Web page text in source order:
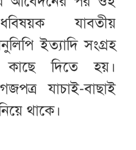
যাবতীয়
ইত্যাদি সংগ্রহ
কাছে দিতে হয়।
যাচাই-বাছাই
থাকে।